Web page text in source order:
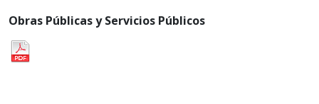
Obras Públicas y Servicios Públicos